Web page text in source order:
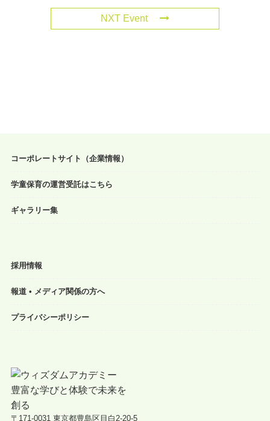
NXT Event
コーポレートサイト（企業情報）
学童保育の運営受託はこちら
ギャラリー集
採用情報
報道 • メディア関係の方へ
プライバシーポリシー
〒171-0031 東京都豊島区目白2-20-5